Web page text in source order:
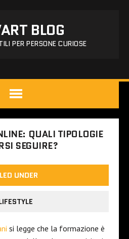
BLOG
PER PERSONE CURIOSE
QUALI TIPOLOGIE
SEGUIRE?
UNDER
si legge che la formazione è